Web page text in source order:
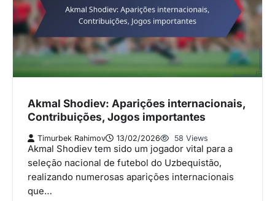
Akmal Shodiev: Aparições internacionais,
Contribuições, Jogos importantes
Timurbek Rahimov 13/02/2026 58 Views
Akmal Shodiev tem sido um jogador vital para a
seleção nacional de futebol do Uzbequistão,
realizando numerosas aparições internacionais
que…